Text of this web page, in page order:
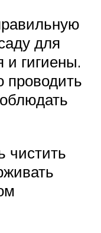
для
и гигиены.
проводить
чистить